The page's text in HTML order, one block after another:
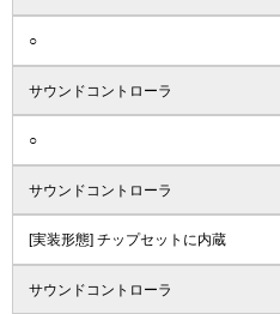
○
サウンドコントローラ
○
サウンドコントローラ
[実装形態] チップセットに内蔵
サウンドコントローラ